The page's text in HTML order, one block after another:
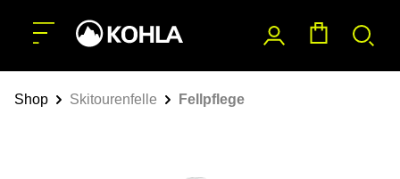
Shop Skitourenfelle Fellpflege